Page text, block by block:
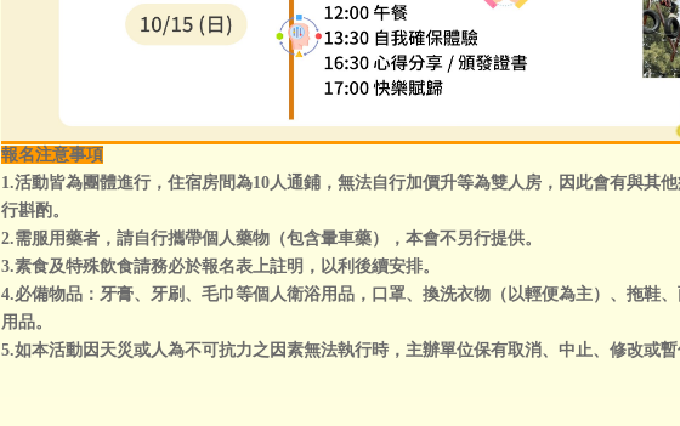
報名注意事項
1.活動皆為團體進行，住宿房間為10人通鋪，無法自行加價升等為雙人房，因此會有與其
行斟酌。
2.需服用藥者，請自行攜帶個人藥物（包含暈車藥），本會不另行提供。
3.素食及特殊飲食請務必於報名表上註明，以利後續安排。
4.必備物品：牙膏、牙刷、毛巾等個人衛浴用品，口罩、換洗衣物（以輕便為主）、拖鞋
用品。
5.如本活動因天災或人為不可抗力之因素無法執行時，主辦單位保有取消、中止、修改或暫